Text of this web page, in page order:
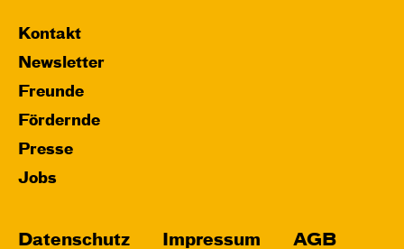
Kontakt
Newsletter
Freunde
Fördernde
Presse
Jobs
Datenschutz Impressum AGB